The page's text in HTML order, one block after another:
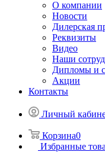
О компании
Новости
Дилерская
Реквизиты
Видео
Наши
Дипломы и
Акции
Контакты
Личный
Корзина0
Избранные